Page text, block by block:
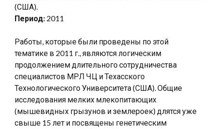
(США).
Период: 2011
Работы, которые были проведены по этой
тематике в 2011 г., являются логическим
продолжением длительного сотрудничества
специалистов МРЛ ЧЦ и Техасского
Технологического Университета (США). Общие
исследования мелких млекопитающих
(мышевидных грызунов и землероек) длятся уже
свыше 15 лет и посвящены генетическим